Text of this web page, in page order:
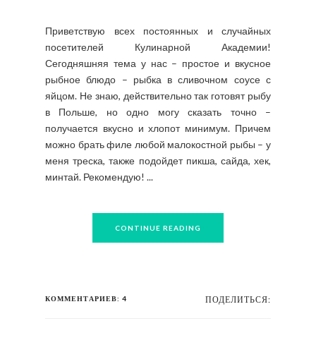
Приветствую всех постоянных и случайных
посетителей Кулинарной Академии!
Сегодняшняя тема у нас – простое и вкусное
рыбное блюдо – рыбка в сливочном соусе с
яйцом. Не знаю, действительно так готовят рыбу
в Польше, но одно могу сказать точно –
получается вкусно и хлопот минимум. Причем
можно брать филе любой малокостной рыбы – у
меня треска, также подойдет пикша, сайда, хек,
минтай. Рекомендую! ...
CONTINUE READING
КОММЕНТАРИЕВ: 4 ПОДЕЛИТЬСЯ: